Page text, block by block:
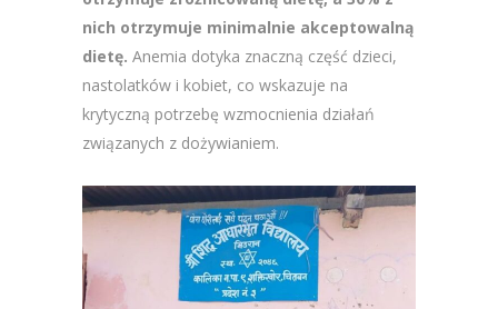
nich otrzymuje minimalnie akceptowalną
dietę. Anemia dotyka znaczną część dzieci,
nastolatków i kobiet, co wskazuje na
krytyczną potrzebę wzmocnienia działań
związanych z dożywianiem.